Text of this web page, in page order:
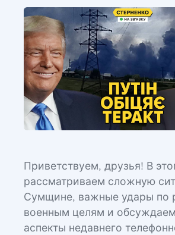
Приветствуем, друзья! В
рассматриваем сложную
Сумщине, важные удары по
военным целям и
аспекты недавнего